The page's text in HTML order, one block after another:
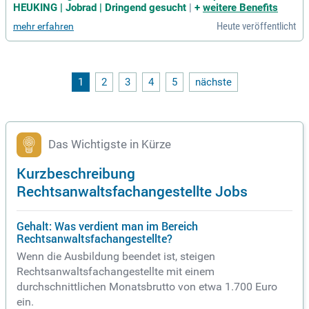
r gründlichen Einarbeitung sind Sie für die Mandantenbetreu
h. Zudem verfassen Sie Schriftsätze und Korrespondenz nac
h Diktat, stets präzise und fehlerfrei. Ihr Aufgabenbereich u
Verantwortung für Mahn- und Zwangsvollstreckungsverfahr
en. Eine abgeschlossene Ausbildung als Rechtsanwaltsfach
HEUKING | Jobrad | Dringend gesucht
+ weitere Benefits
mehr erfahren Heute veröffentlicht
1 2 3 4 5 nächste
Das Wichtigste in Kürze
Kurzbeschreibung
Rechtsanwaltsfachangestellte Jobs
Gehalt: Was verdient man im Bereich
Rechtsanwaltsfachangestellte?
Wenn die Ausbildung beendet ist, steigen
Rechtsanwaltsfachangestellte mit einem
durchschnittlichen Monatsbrutto von etwa 1.700 Euro
ein.